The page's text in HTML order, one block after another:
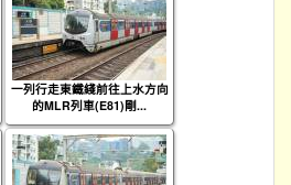
一列行走東鐵綫前往上水方向
的MLR列車(E81)剛...